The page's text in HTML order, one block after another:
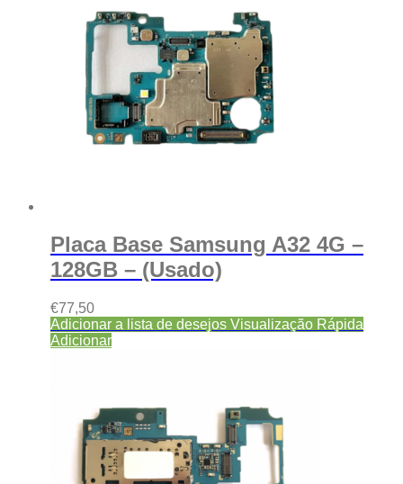
Placa Base Samsung A32 4G –
128GB – (Usado)
€77,50
Adicionar a lista de desejos Visualização Rápida
Adicionar